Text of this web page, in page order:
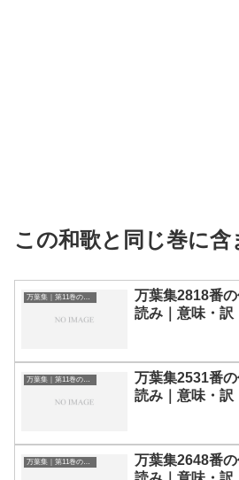
この和歌と同じ巻に含
万葉集｜第11巻の和歌一覧
万葉集2818番
読み｜意味・訳
万葉集｜第11巻の和歌一覧
万葉集2531番
読み｜意味・訳
万葉集｜第11巻の和歌一覧
万葉集2648番